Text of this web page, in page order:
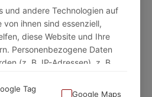
und andere Technologien auf
von ihnen sind essenziell,
diese Website und Ihre
Personenbezogene Daten
(z. B. IP-Adressen), z. B.
Tag
Google Maps
Thale
Sie Sachsen-Anhalts
Route. Mit dem Sessellift
Meter hinauf und mit